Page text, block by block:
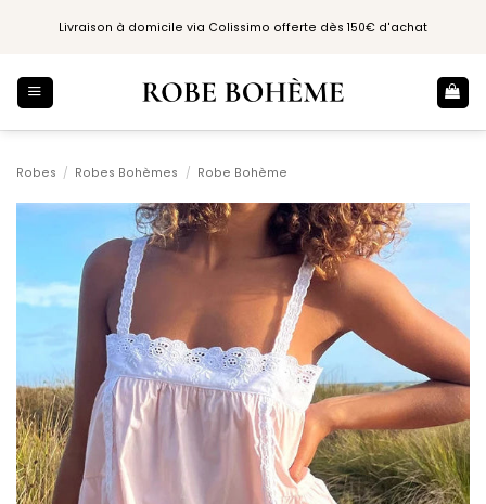
Livraison à domicile via Colissimo offerte dès 150€ d'achat
Robes / Robes Bohèmes / Robe Bohème